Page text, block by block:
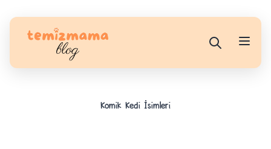
Komik Kedi İsimleri